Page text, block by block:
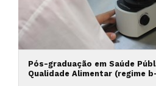
Pós-graduação em Saúde
Qualidade Alimentar (regime